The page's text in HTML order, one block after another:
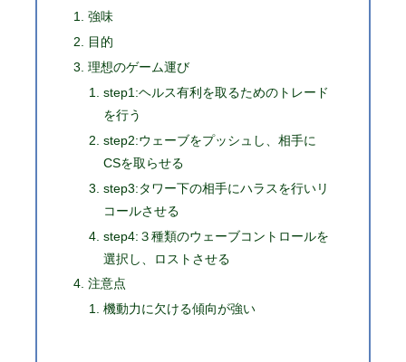
強味
目的
理想のゲーム運び
step1:ヘルス有利を取るためのトレード
を行う
step2:ウェーブをプッシュし、相手に
CSを取らせる
step3:タワー下の相手にハラスを行いリ
コールさせる
step4:３種類のウェーブコントロールを
選択し、ロストさせる
注意点
機動力に欠ける傾向が強い